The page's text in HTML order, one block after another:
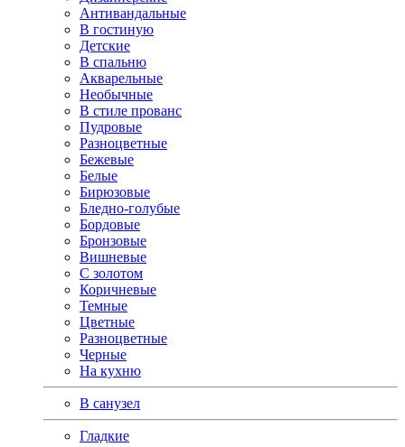
Антивандальные
В гостиную
Детские
В спальню
Акварельные
Необычные
В стиле прованс
Пудровые
Разноцветные
Бежевые
Белые
Бирюзовые
Бледно-голубые
Бордовые
Бронзовые
Вишневые
С золотом
Коричневые
Темные
Цветные
Разноцветные
Черные
На кухню
В санузел
Гладкие